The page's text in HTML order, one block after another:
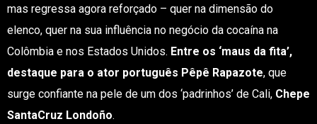
mas regressa agora reforçado – quer na dimensão do
elenco, quer na sua influência no negócio da cocaína na
Colômbia e nos Estados Unidos. Entre os ‘maus da fita’,
destaque para o ator português Pêpê Rapazote, que
surge confiante na pele de um dos ‘padrinhos’ de Cali,Chepe
SantaCruz Londoño.